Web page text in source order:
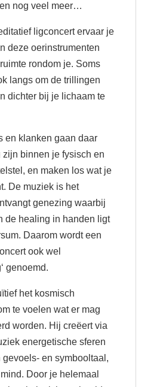
nog veel meer…
ligconcert ervaar je
deze oerinstrumenten
rondom je. Soms
langs om de trillingen
dichter bij je lichaam te
en klanken gaan daar
zijn binnen je fysisch en
en maken los wat je
De muziek is het
genezing waarbij
de healing in handen ligt
Daarom wordt een
ook wel
genoemd.
het kosmisch
te voelen wat er mag
worden. Hij creëert via
energetische sferen
en symbooltaal,
Door je helemaal